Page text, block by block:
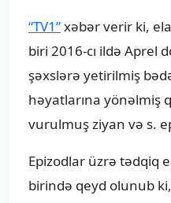
“TV1”xəbər verir ki,
biri 2016-cı ildə Aprel
şəxslərə yetirilmiş
həyatlarına yönəlmiş
vurulmuş ziyan və s.
Epizodlar üzrə tədqiq
birində qeyd olunub ki,